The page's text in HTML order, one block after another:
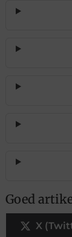
Goed
X